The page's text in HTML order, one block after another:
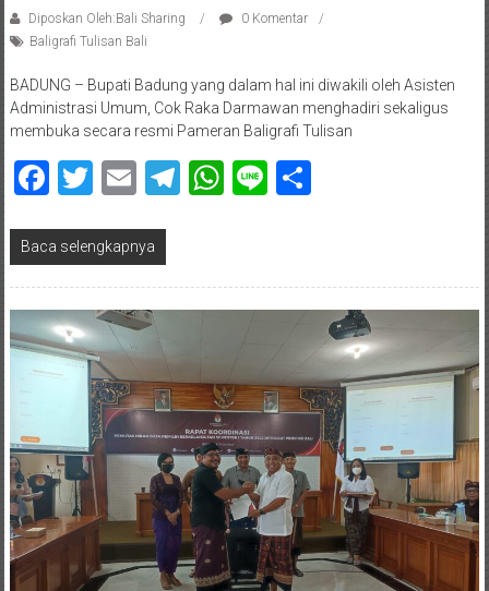
Diposkan Oleh:Bali Sharing
0 Komentar
Baligrafi Tulisan Bali
BADUNG – Bupati Badung yang dalam hal ini diwakili oleh Asisten
Administrasi Umum, Cok Raka Darmawan menghadiri sekaligus
membuka secara resmi Pameran Baligrafi Tulisan
Facebook
Twitter
EmailTelegram
WhatsApp
LineShare
Baca selengkapnya